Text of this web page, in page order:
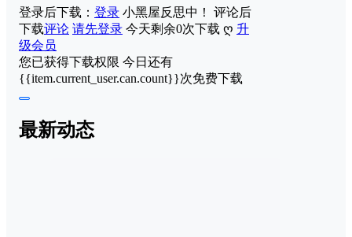
登录后下载： 登录 小黑屋反思中！ 评论后
下载评论 请先登录 今天剩余0次下载 ღ 升
级会员
您已获得下载权限 今日还有
{{item.current_user.can.count}}次免费下载
最新动态